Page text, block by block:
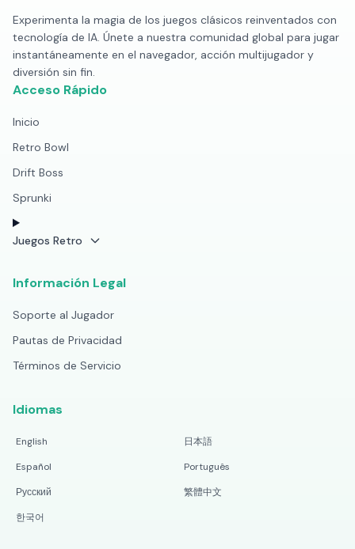
Experimenta la magia de los juegos clásicos reinventados con
tecnología de IA. Únete a nuestra comunidad global para jugar
instantáneamente en el navegador, acción multijugador y
diversión sin fin.
Acceso Rápido
Inicio
Retro Bowl
Drift Boss
Sprunki
Juegos Retro
Información Legal
Soporte al Jugador
Pautas de Privacidad
Términos de Servicio
Idiomas
English
日本語
Español
Português
Русский
繁體中文
한국어